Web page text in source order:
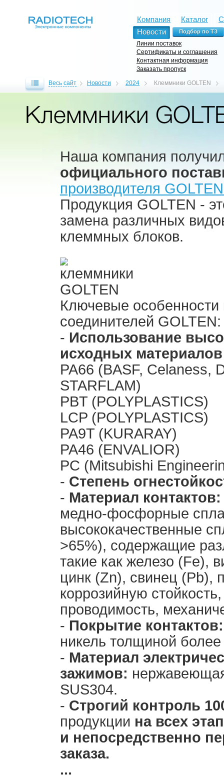
Компания Каталог
Новости
Линии поставок
Сертификаты и соглашения
Контактная информация
Заказать пропуск
Весь сайт Новости 2024 Клеммники GOLTEN
Клеммники
Наша компания
официального
производителя
Продукция GOLTEN -
замена различных
клеммных блоков.
Ключевые
соединителей GOLTEN:
- Использование
исходных материалов
PA66 (BASF, Celaness,
STARFLAM)
PBT (POLYPLASTICS)
LCP (POLYPLASTICS)
PA9T (KURARAY)
PA46 (ENVALIOR)
PC (Mitsubishi
- Степень
- Материал контактов:
медно-фосфорные
высококачественные
>65%), содержащие
такие как железо (Fe),
цинк (Zn), свинец
коррозийную
проводимость,
- Покрытие контактов:
никель толщиной
- Материал
зажимов:
SUS304.
- Строгий контроль
продукции на всех
и непосредственно
заказа.
...